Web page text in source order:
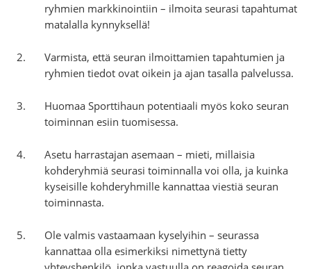
ryhmien markkinointiin – ilmoita seurasi tapahtumat
matalalla kynnyksellä!
Varmista, että seuran ilmoittamien tapahtumien ja
ryhmien tiedot ovat oikein ja ajan tasalla palvelussa.
Huomaa Sporttihaun potentiaali myös koko seuran
toiminnan esiin tuomisessa.
Asetu harrastajan asemaan – mieti, millaisia
kohderyhmiä seurasi toiminnalla voi olla, ja kuinka
kyseisille kohderyhmille kannattaa viestiä seuran
toiminnasta.
Ole valmis vastaamaan kyselyihin – seurassa
kannattaa olla esimerkiksi nimettynä tietty